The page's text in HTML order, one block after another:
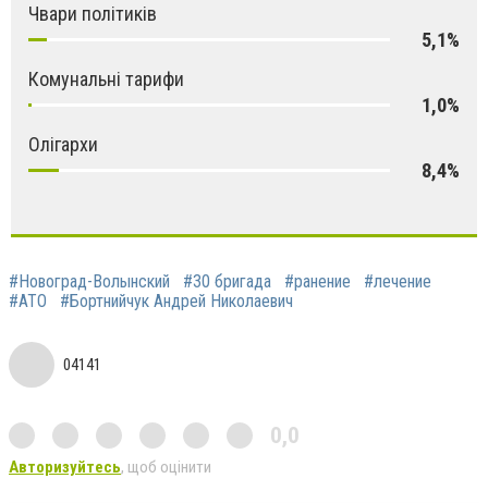
Чвари політиків
5,1%
Комунальні тарифи
1,0%
Олігархи
8,4%
#Новоград-Волынский #30 бригада #ранение
#лечение
#АТО
#Бортнийчук Андрей Николаевич
04141
0,0
Авторизуйтесь, щоб оцінити